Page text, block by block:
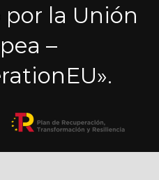
la Unión
–